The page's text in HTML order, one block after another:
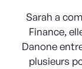
Sarah a
Finance,
Danone
plusieurs